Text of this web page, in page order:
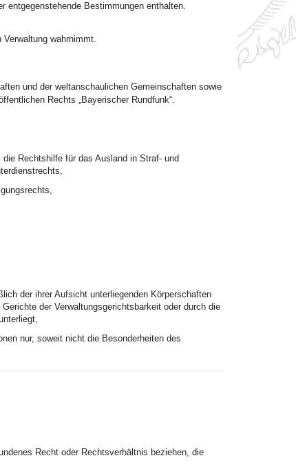
entgegenstehende Bestimmungen enthalten.
wahrnimmt.
und der weltanschaulichen Gemeinschaften sowie
Rechts „Bayerischer Rundfunk“.
Rechtshilfe für das Ausland in Straf- und
der ihrer Aufsicht unterliegenden Körperschaften
der Verwaltungsgerichtsbarkeit oder durch die
nur, soweit nicht die Besonderheiten des
Recht oder Rechtsverhältnis beziehen, die